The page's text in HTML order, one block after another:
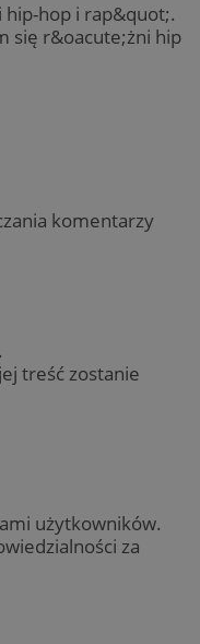
hop i rap&quot;.
się r&oacute;żni hip
komentarzy
treść zostanie
użytkowników.
za